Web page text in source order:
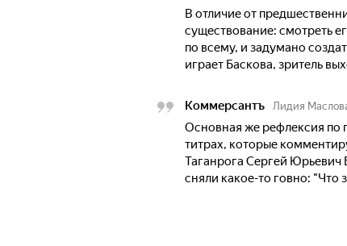
В отличие от
существование: смотреть
по всему, и задумано
играет Баскова, зритель
Коммерсантъ Лидия
Основная же рефлексия по
титрах, которые
Таганрога Сергей
сняли какое-то говно: "Что